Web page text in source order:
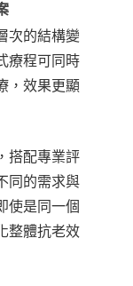
次的結構變
療程可同時
，效果更顯
搭配專業評
同的需求與
使是同一個
整體抗老效